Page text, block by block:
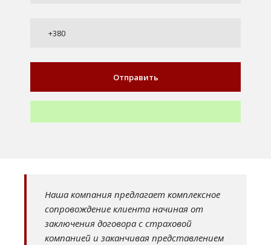
Наша компания предлагает комплексное
сопровождение клиента начиная от
заключения договора с страховой
компанией и заканчивая представлением